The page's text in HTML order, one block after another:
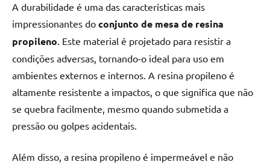
transformar
seu
ambiente
com
peças
Nosso
conteúdo
é
em
A durabilidade é uma das características mais
impressionantes do conjunto de mesa de resina
propileno. Este material é projetado para resistir a
condições adversas, tornando-o ideal para uso em
ambientes externos e internos. A resina propileno é
altamente resistente a impactos, o que significa que não
se quebra facilmente, mesmo quando submetida a
pressão ou golpes acidentais.
Além disso, a resina propileno é impermeável e não